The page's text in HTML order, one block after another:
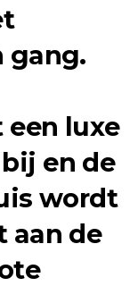
gang.
luxe
en de
wordt
aan de